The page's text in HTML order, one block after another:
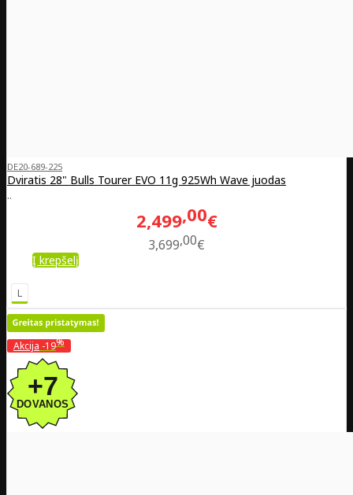
DE20-689-225
Dviratis 28" Bulls Tourer EVO 11g 925Wh Wave juodas
..
2,499 00€
3,699 00€
Į krepšelį
L
Akcija -19%